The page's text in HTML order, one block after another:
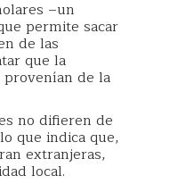
–un
permite sacar
de las
que la
de la
no difieren de
que indica que,
extranjeras,
local.